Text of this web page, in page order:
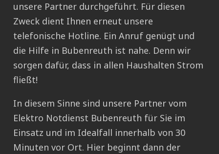
unsere Partner durchgeführt. Für diesen
Zweck dient Ihnen erneut unsere
telefonische Hotline. Ein Anruf genügt und
die Hilfe in Bubenreuth ist nahe. Denn wir
sorgen dafür, dass in allen Haushalten Strom
fließt!
In diesem Sinne sind unsere Partner vom
Elektro Notdienst Bubenreuth für Sie im
Einsatz und im Idealfall innerhalb von 30
Minuten vor Ort. Hier beginnt dann der